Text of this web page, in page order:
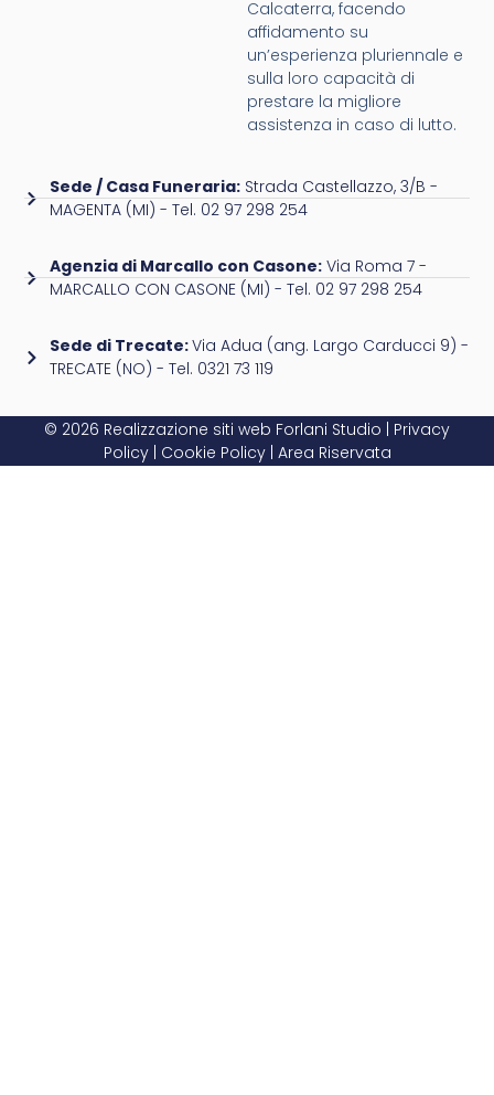
Calcaterra, facendo
affidamento su
un’esperienza pluriennale e
sulla loro capacità di
prestare la migliore
assistenza in caso di lutto.
Sede / Casa Funeraria:Strada Castellazzo, 3/B -
MAGENTA (MI) - Tel. 02 97 298 254
Agenzia di Marcallo con Casone:Via Roma 7 -
MARCALLO CON CASONE (MI) - Tel. 02 97 298 254
Sede di Trecate:Via Adua (ang. Largo Carducci 9) -
TRECATE (NO) - Tel. 0321 73 119
© 2026 Realizzazione siti web Forlani Studio | Privacy
Policy| Cookie Policy| Area Riservata